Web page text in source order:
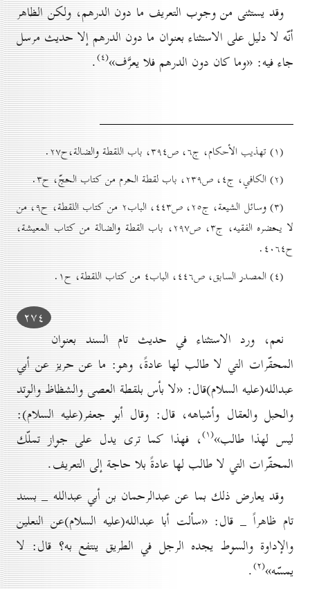
وقد يستثنى من وجوب التعريف ما دون الدرهم، ولكن الظاهر
أنّه لا دليل على الاستثناء بعنوان ما دون الدرهم إلا حديث مرسل
جاء فيه: «وما كان دون الدرهم فلا يعرَّف»(٤) .
(۱) تهذيب الأحكام، ج٦، ص۳۹٤، باب اللقطة والضالة،‌ح۲۷.
(۲) الكافي، ج٤، ص۲۳۹، باب لقطة الحرم من كتاب الحجّ، ح۳.
(۳) وسائل الشيعة، ج۲٥، ص٤٤۳، الباب۲ من كتاب اللقطة، ح۹، من
لا يحضره الفقيه، ج۳، ص۲۹۷، باب القطة والضالة من کتاب المعيشة،
ح٤٠٦٤.
(٤) المصدر السابق، ص٤٤٦، الباب٤ من كتاب اللقطة، ح۱.
۲۷٤
نعم، ورد الاستثناء في حديث تام السند بعنوان
المحقّرات التي لا طالب لها عادةً، وهو: ما عن حريز عن أبي
عبدالله(علیه السلام)قال: «لا بأس بلقطة العصى والشظاظ والوتد
والحبل والعقال وأشباهه، قال: وقال أبو جعفر(علیه السلام):
ليس لهذا طالب»(۱) ، فهذا كما ترى يدل على جواز تملّك
المحقّرات التي لا طالب لها عادةً بلا حاجة إلى التعريف.
وقد يعارض ذلك بما عن عبدالرحمان بن أبي عبدالله _ بسند
تام ظاهراً _ قال: «سألت أبا عبدالله(علیه السلام)عن النعلين
والإداوة والسوط يجده الرجل في الطريق ينتفع به؟ قال: لا
يمسّه»(۲) .